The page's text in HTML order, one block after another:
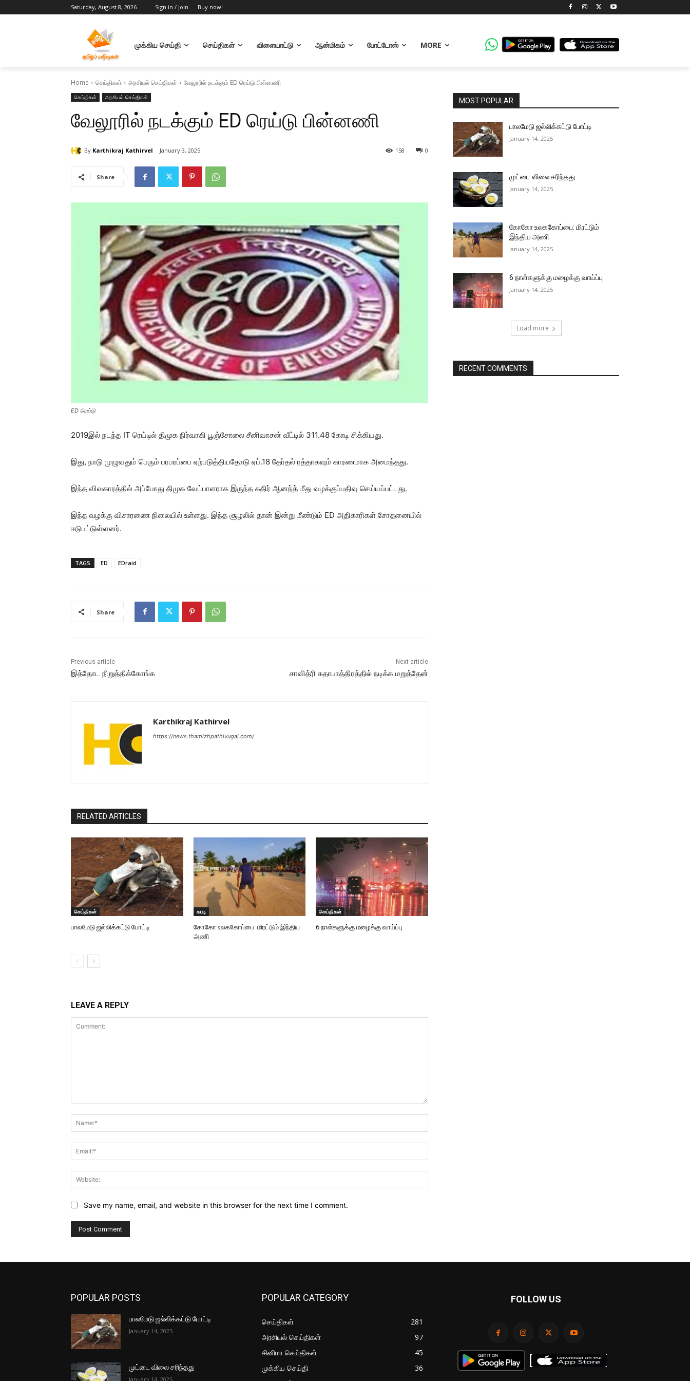
Saturday, August 8, 2026 Sign in / Join Buy now!
முக்கிய செய்தி செய்திகள் விளையாட்டு ஆன்மிகம் போட்டோஸ் MORE
Home செய்திகள் அரசியல் செய்திகள் வேலூரில் நடக்கும் ED ரெய்டு பின்னணி
செய்திகள் அரசியல் செய்திகள்
வேலூரில் நடக்கும் ED ரெய்டு பின்னணி
By Karthikraj Kathirvel January 3, 2025 0
158
Share
ED ரெய்டு
2019இல் நடந்த IT ரெய்டில் திமுக நிர்வாகி பூஞ்சோலை சீனிவாசன் வீட்டில் 311.48 கோடி சிக்கியது.
இது, நாடு முழுவதும் பெரும் பரபரப்பை ஏற்படுத்தியதோடு ஏப்.18 தேர்தல் ரத்தாகவும் காரணமாக அமைந்தது.
இந்த விவகாரத்தில் அப்போது திமுக வேட்பாளராக இருந்த கதிர் ஆனந்த் மீது வழக்குப்பதிவு செய்யப்பட்டது.
இந்த வழக்கு விசாரணை நிலையில் உள்ளது. இந்த சூழலில் தான் இன்று மீண்டும் ED அதிகாரிகள் சோதனையில்
ஈடுபட்டுள்ளனர்.
TAGS ED EDraid
Share
Previous article
இத்தோட நிறுத்திக்கோங்க
Next article
சாவித்ரி கதாபாத்திரத்தில் நடிக்க மறுத்தேன்
Karthikraj Kathirvel
https://news.thamizhpathivugal.com/
RELATED ARTICLES
செய்திகள்
பாலமேடு ஜல்லிக்கட்டு போட்டி
கபடி
கோகோ உலககோப்பை: மிரட்டும் இந்திய
அணி
செய்திகள்
6 நாள்களுக்கு மழைக்கு வாய்ப்பு
LEAVE A REPLY
Save my name, email, and website in this browser for the next time I comment.
MOST POPULAR
பாலமேடு ஜல்லிக்கட்டு போட்டி
January 14, 2025
முட்டை விலை சரிந்தது
January 14, 2025
கோகோ உலககோப்பை: மிரட்டும்
இந்திய அணி
January 14, 2025
6 நாள்களுக்கு மழைக்கு வாய்ப்பு
January 14, 2025
Load more
RECENT COMMENTS
POPULAR POSTS
பாலமேடு ஜல்லிக்கட்டு போட்டி
January 14, 2025
முட்டை விலை சரிந்தது
January 14, 2025
POPULAR CATEGORY
செய்திகள்
281
அரசியல் செய்திகள்
97
சினிமா செய்திகள்
45
முக்கிய செய்தி
36
FOLLOW US